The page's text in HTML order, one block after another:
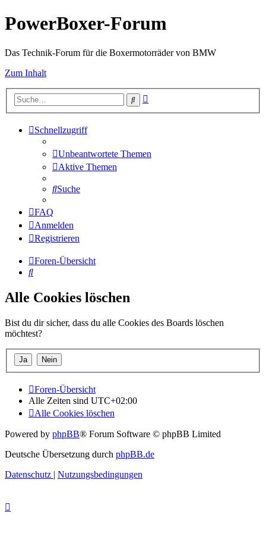
PowerBoxer-Forum
Das Technik-Forum für die Boxermotorräder von BMW
Zum Inhalt
Suche
Schnellzugriff
Unbeantwortete Themen
Aktive Themen
Suche
FAQ
Anmelden
Registrieren
Foren-Übersicht
Suche
Alle Cookies löschen
Bist du dir sicher, dass du alle Cookies des Boards löschen
möchtest?
Foren-Übersicht
Alle Zeiten sind UTC+02:00
Alle Cookies löschen
Powered by phpBB® Forum Software © phpBB Limited
Deutsche Übersetzung durch phpBB.de
Datenschutz | Nutzungsbedingungen